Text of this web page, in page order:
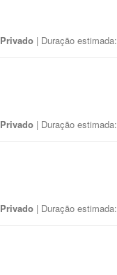
Privado | Duração estimada:
Privado | Duração estimada:
Privado | Duração estimada: